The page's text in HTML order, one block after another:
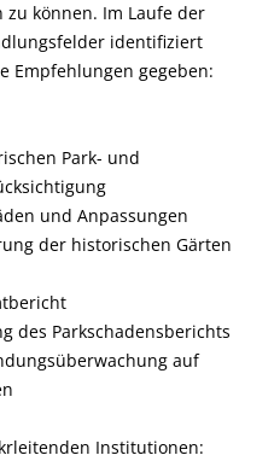
können. Im Laufe der
identifiziert
Empfehlungen gegeben:
Park- und
und Anpassungen
der historischen Gärten
des Parkschadensberichts
auf
Institutionen: